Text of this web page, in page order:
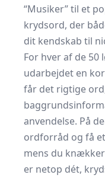
“Musiker” til et
krydsord, der
dit kendskab til
For hver af de 50
udarbejdet en
får det rigtige
anvendelse. På
ordforråd og få
mens du
er netop dét,